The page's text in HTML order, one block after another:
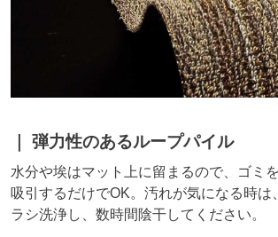
弾力性のあるループパイル
水分や埃はマット上に留まるので、ゴミ
吸引するだけでOK。汚れが気になる時は
ラシ洗浄し、数時間陰干してください。